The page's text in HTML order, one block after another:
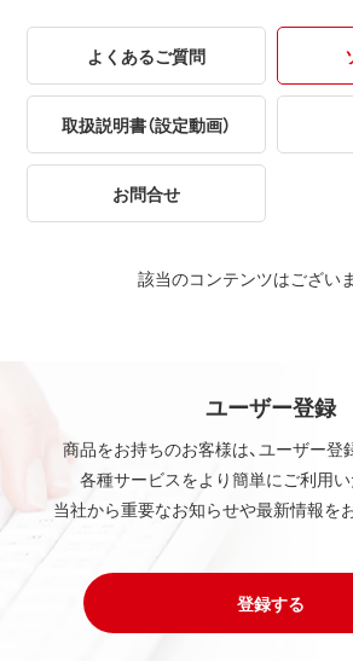
よくあるご質問
取扱説明書（設定動画）
お問合せ
該当のコンテンツはござい
ユーザー登録
商品をお持ちのお客様は、ユーザー登
各種サービスをより簡単にご利用い
当社から重要なお知らせや最新情報を
登録する